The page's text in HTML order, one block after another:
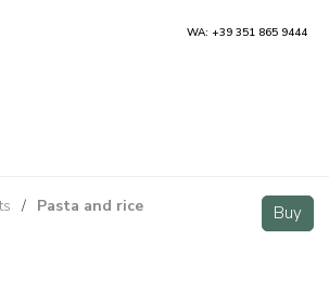
/ Pasta and rice Buy
Buy
WA: +39 351 865 9444